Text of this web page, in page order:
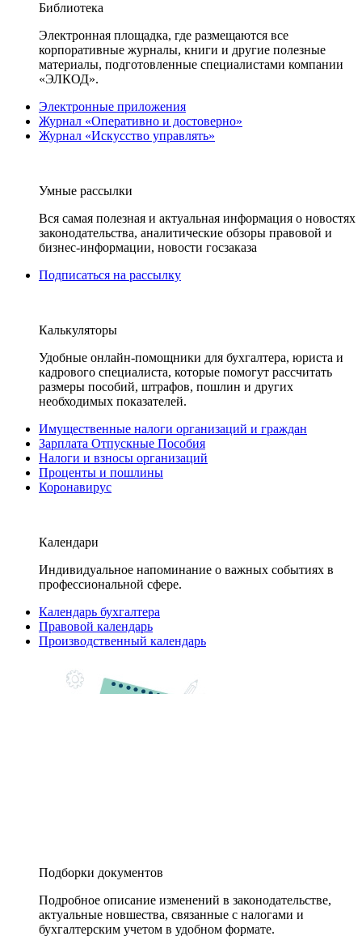
Библиотека
Электронная площадка, где размещаются все
корпоративные журналы, книги и другие полезные
материалы, подготовленные специалистами компании
«ЭЛКОД».
Электронные приложения
Журнал «Оперативно и достоверно»
Журнал «Искусство управлять»
Умные рассылки
Вся самая полезная и актуальная информация о новостях
законодательства, аналитические обзоры правовой и
бизнес-информации, новости госзаказа
Подписаться на рассылку
Калькуляторы
Удобные онлайн-помощники для бухгалтера, юриста и
кадрового специалиста, которые помогут рассчитать
размеры пособий, штрафов, пошлин и других
необходимых показателей.
Имущественные налоги организаций и граждан
Зарплата Отпускные Пособия
Налоги и взносы организаций
Проценты и пошлины
Коронавирус
Календари
Индивидуальное напоминание о важных событиях в
профессиональной сфере.
Календарь бухгалтера
Правовой календарь
Производственный календарь
Подборки документов
Подробное описание изменений в законодательстве,
актуальные новшества, связанные с налогами и
бухгалтерским учетом в удобном формате.